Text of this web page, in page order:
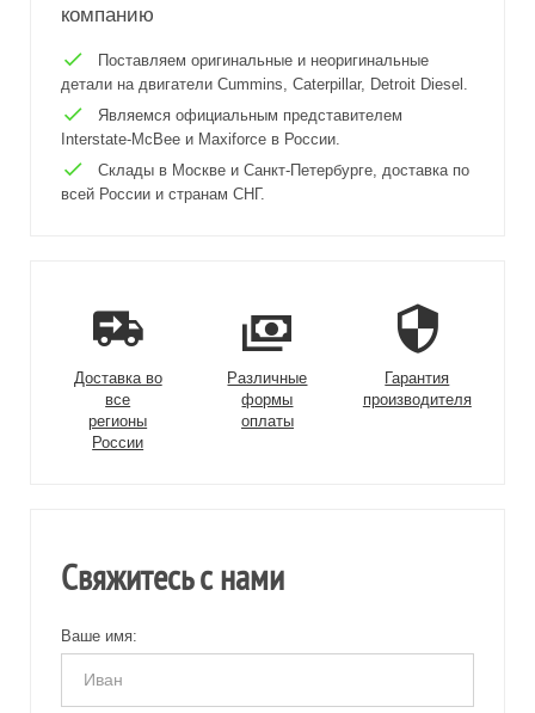
компанию
Поставляем оригинальные и неоригинальные
детали на двигатели Cummins, Caterpillar, Detroit Diesel.
Являемся официальным представителем
Interstate-McBee и Maxiforce в России.
Склады в Москве и Санкт-Петербурге, доставка по
всей России и странам СНГ.
Доставка во
все
регионы
России
Различные
формы
оплаты
Гарантия
производителя
Свяжитесь с нами
Ваше имя: